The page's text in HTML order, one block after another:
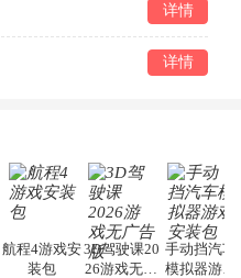
详情
详情
航程4游戏安
装包
3D驾驶课20
26游戏无广
手动挡汽车
模拟器游戏